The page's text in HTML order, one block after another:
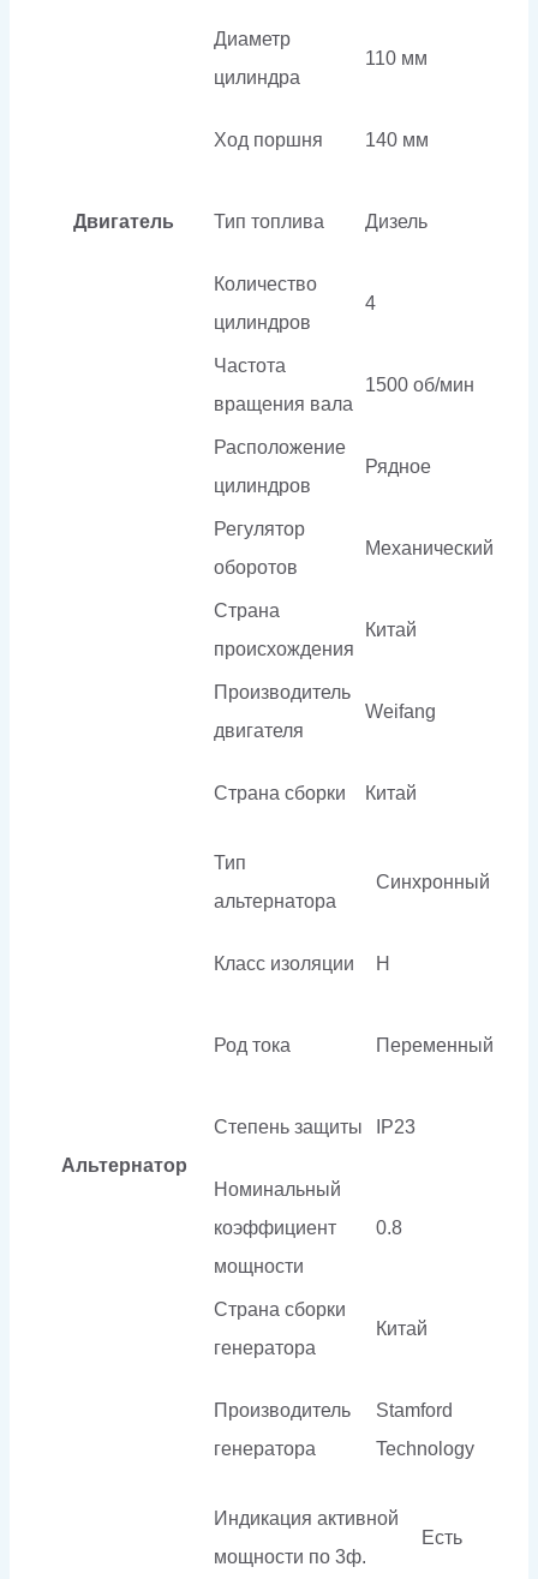
Двигатель
Диаметр
цилиндра
110 мм
Ход поршня 140 мм
Тип топлива Дизель
Количество
цилиндров
4
Частота
вращения вала
1500 об/мин
Расположение
цилиндров
Рядное
Регулятор
оборотов
Механический
Страна
происхождения
Китай
Производитель
двигателя
Weifang
Страна сборки Китай
Альтернатор
Тип
альтернатора
Синхронный
Класс изоляции H
Род тока Переменный
Степень защиты IP23
Номинальный
коэффициент
мощности
0.8
Страна сборки
генератора
Китай
Производитель
генератора
Stamford
Technology
Индикация активной
мощности по 3ф.
Есть